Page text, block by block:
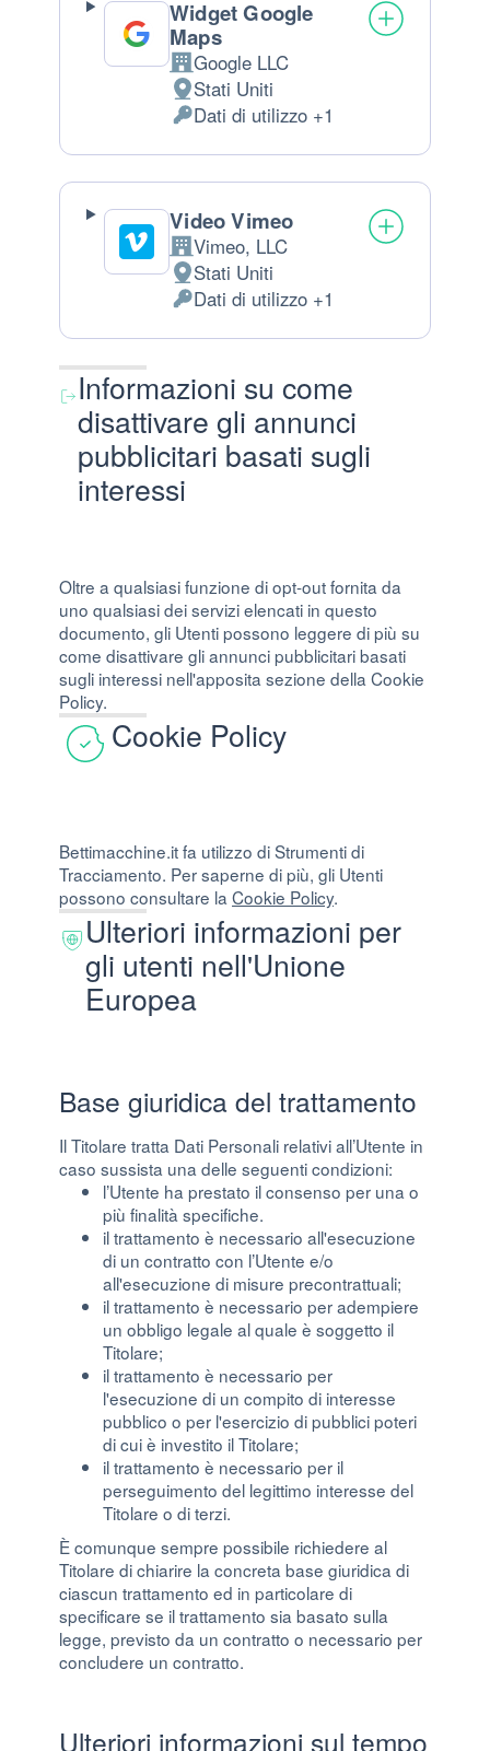
Widget Google
Maps
Azienda:
Google LLC
Luogo del trattamento:
Stati Uniti
Dati Personali trattati:
Dati di utilizzo +1
Video Vimeo
Azienda:
Vimeo, LLC
Luogo del trattamento:
Stati Uniti
Dati Personali trattati:
Dati di utilizzo +1
Informazioni su come
disattivare gli annunci
pubblicitari basati sugli
interessi
Oltre a qualsiasi funzione di opt-out fornita da
uno qualsiasi dei servizi elencati in questo
documento, gli Utenti possono leggere di più su
come disattivare gli annunci pubblicitari basati
sugli interessi nell'apposita sezione della Cookie
Policy.
Cookie Policy
Bettimacchine.it fa utilizzo di Strumenti di
Tracciamento. Per saperne di più, gli Utenti
possono consultare la Cookie Policy.
Ulteriori informazioni per
gli utenti nell'Unione
Europea
Base giuridica del trattamento
Il Titolare tratta Dati Personali relativi all’Utente in
caso sussista una delle seguenti condizioni:
l’Utente ha prestato il consenso per una o
più finalità specifiche.
il trattamento è necessario all'esecuzione
di un contratto con l’Utente e/o
all'esecuzione di misure precontrattuali;
il trattamento è necessario per adempiere
un obbligo legale al quale è soggetto il
Titolare;
il trattamento è necessario per
l'esecuzione di un compito di interesse
pubblico o per l'esercizio di pubblici poteri
di cui è investito il Titolare;
il trattamento è necessario per il
perseguimento del legittimo interesse del
Titolare o di terzi.
È comunque sempre possibile richiedere al
Titolare di chiarire la concreta base giuridica di
ciascun trattamento ed in particolare di
specificare se il trattamento sia basato sulla
legge, previsto da un contratto o necessario per
concludere un contratto.
Ulteriori informazioni sul tempo